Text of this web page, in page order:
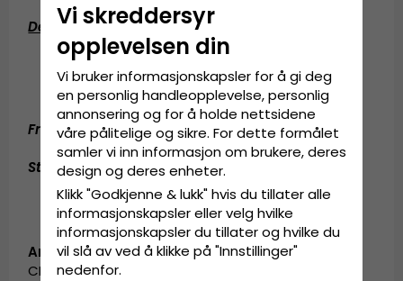
Detaljert informasjon:
One Size
Justerbar på baksiden av capsen
Fremstilt av:Bomull / Polyester
Størrelsesguide:En størrelse som passer til alle
Artikkel-ID:
CL/LOO/1/DAF6
Vi skreddersyr
opplevelsen din
Vi bruker informasjonskapsler for å gi deg
en personlig handleopplevelse, personlig
annonsering og for å holde nettsidene
våre pålitelige og sikre. For dette formålet
samler vi inn informasjon om brukere, deres
design og deres enheter.
Klikk "Godkjenne & lukk" hvis du tillater alle
informasjonskapsler eller velg hvilke
informasjonskapsler du tillater og hvilke du
vil slå av ved å klikke på "Innstillinger"
nedenfor.